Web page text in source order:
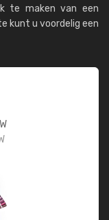
te maken van een
kunt u voordelig een